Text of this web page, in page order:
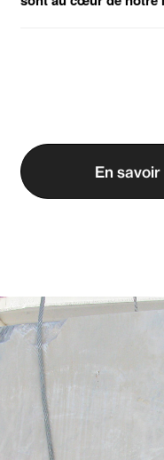
En savoir